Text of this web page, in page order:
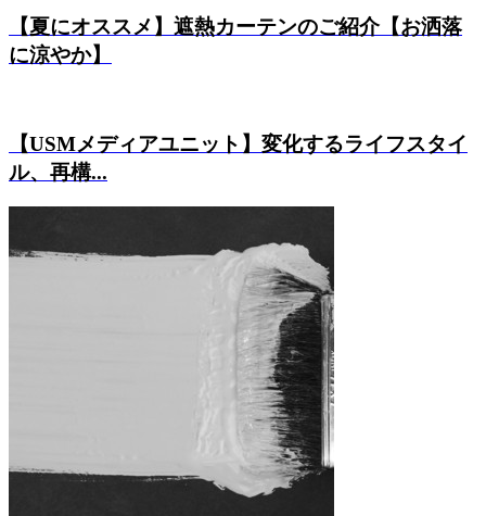
【夏にオススメ】遮熱カーテンのご紹介【お洒落
に涼やか】
【USMメディアユニット】変化するライフスタイ
ル、再構...